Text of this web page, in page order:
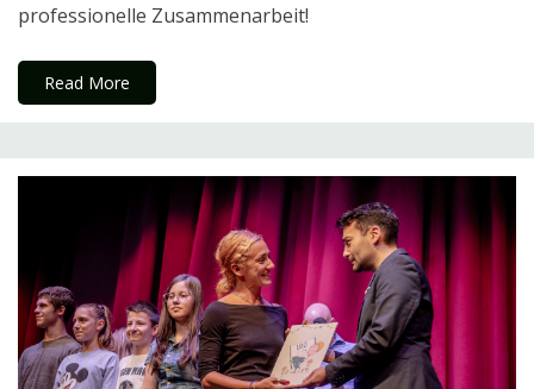
professionelle Zusammenarbeit!
Read More